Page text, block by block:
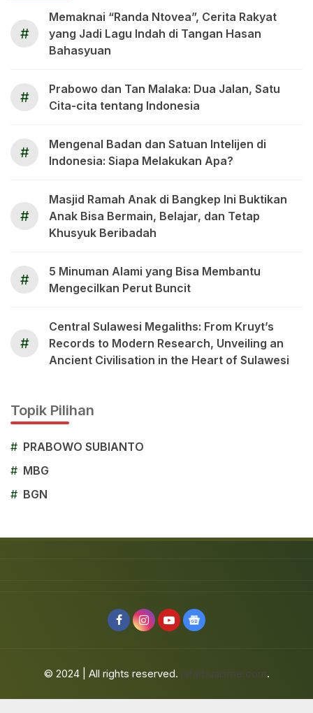
#
Memaknai “Randa Ntovea”, Cerita Rakyat
yang Jadi Lagu Indah di Tangan Hasan
Bahasyuan
#
Prabowo dan Tan Malaka: Dua Jalan, Satu
Cita-cita tentang Indonesia
#
Mengenal Badan dan Satuan Intelijen di
Indonesia: Siapa Melakukan Apa?
#
Masjid Ramah Anak di Bangkep Ini Buktikan
Anak Bisa Bermain, Belajar, dan Tetap
Khusyuk Beribadah
#
5 Minuman Alami yang Bisa Membantu
Mengecilkan Perut Buncit
#
Central Sulawesi Megaliths: From Kruyt’s
Records to Modern Research, Unveiling an
Ancient Civilisation in the Heart of Sulawesi
Topik Pilihan
# PRABOWO SUBIANTO
# MBG
# BGN
© 2024 | All rights reserved. jafarbuaisme.com.